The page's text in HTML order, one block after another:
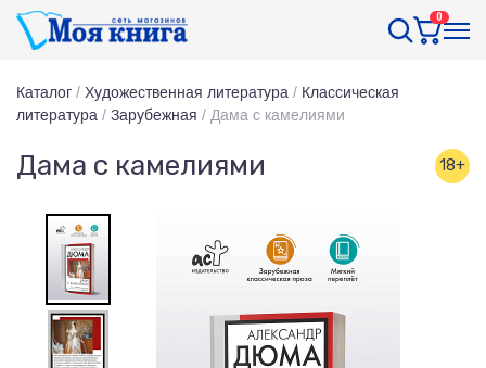
0
Каталог / Художественная литература / Классическая
литература / Зарубежная / Дама с камелиями
Дама с камелиями 18+